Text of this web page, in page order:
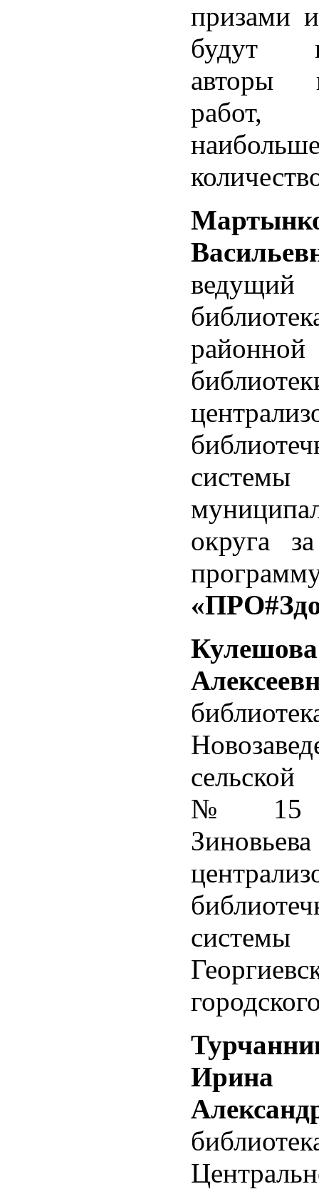
призами
будут
авторы
работ,
ведущий
округа
сельской
№ 15
Зиновьева
системы
Ирина